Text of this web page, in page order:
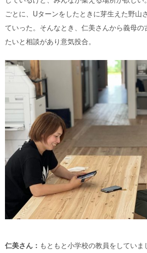
ごとに、Uターンをしたときに芽生えた野山
ていった。そんなとき、仁美さんから義母の
たいと相談があり意気投合。
仁美さん： もともと小学校の教員をしてい